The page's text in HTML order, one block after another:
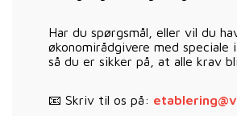
Har du spørgsmål, eller vil du
økonomirådgivere med
så du er sikker på, at alle krav
📧 Skriv til os på: